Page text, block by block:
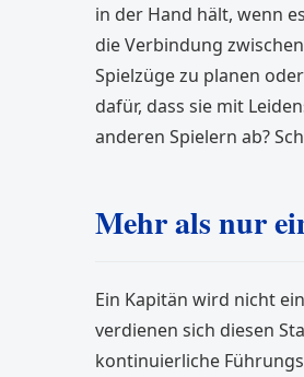
in der Hand hält, wenn
die Verbindung
Spielzüge zu planen
dafür, dass sie mit
anderen Spielern ab?
Mehr als nur
Ein Kapitän wird nicht
verdienen sich diesen
kontinuierliche